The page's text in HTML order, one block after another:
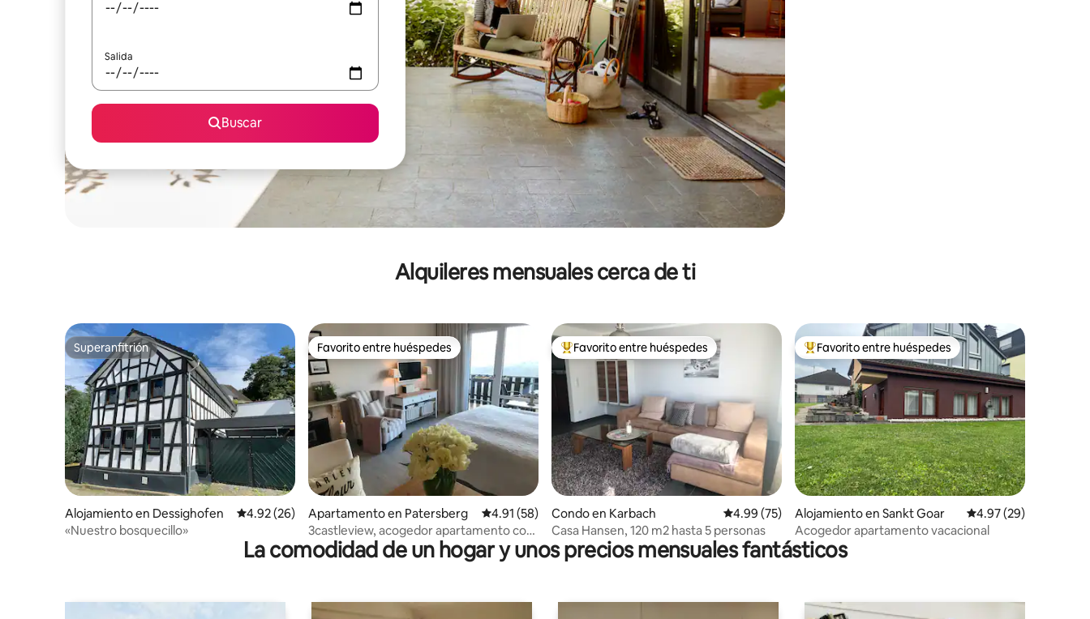
Salida
Buscar
Alquileres mensuales cerca de ti
Superanfitrión
Superanfitrión
Alojamiento en Dessighofen Calificación promedio: 4.92 de 5, 26 reseñas
4.92 (26)
«Nuestro bosquecillo»
Favorito entre huéspedes
Favorito entre huéspedes
Apartamento en Patersberg Calificación promedio: 4.91 de 5, 58 reseñas
4.91 (58)
3castleview, acogedor apartamento con
magníficas vistas
Favorito entre huéspedes preferido
Favorito entre huéspedes
Condo en Karbach Calificación promedio: 4.99 de 5, 75 reseñas
4.99 (75)
Casa Hansen, 120 m2 hasta 5 personas
Favorito entre huéspedes preferido
Favorito entre huéspedes
Alojamiento en Sankt Goar Calificación
4.97 (29)
Acogedor apartamento vacacional
La comodidad de un hogar y unos precios mensuales fantásticos